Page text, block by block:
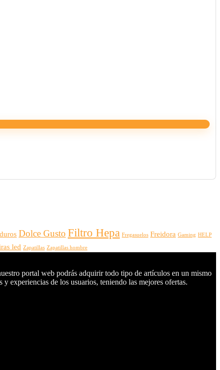
Dolce Gusto Filtro Hepa Fregasuelos Freidora Gaming HELP
led Zapatillas Zapatillas hombre
portal web podrás adquirir todo tipo de artículos en un mismo
experiencias de los usuarios, teniendo las mejores ofertas.